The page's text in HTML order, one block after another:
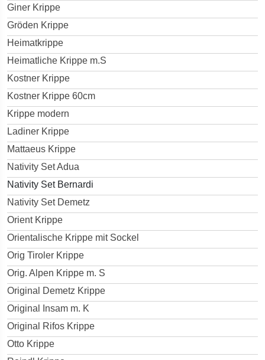
Giner Krippe
Gröden Krippe
Heimatkrippe
Heimatliche Krippe m.S
Kostner Krippe
Kostner Krippe 60cm
Krippe modern
Ladiner Krippe
Mattaeus Krippe
Nativity Set Adua
Nativity Set Bernardi
Nativity Set Demetz
Orient Krippe
Orientalische Krippe mit Sockel
Orig Tiroler Krippe
Orig. Alpen Krippe m. S
Original Demetz Krippe
Original Insam m. K
Original Rifos Krippe
Otto Krippe